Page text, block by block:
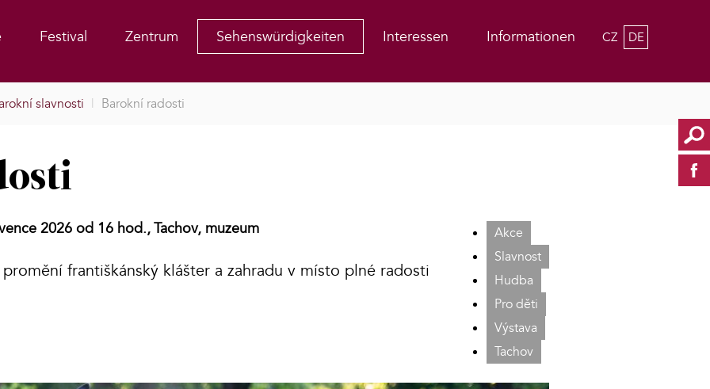
Festival Zentrum Sehenswürdigkeiten Interessen Informationen CZ DE
slavnosti | Barokní radosti
Akce
Slavnost
Hudba
Pro děti
Výstava
Tachov
2026 od 16 hod.,Tachov, muzeum
františkánský klášter a zahradu v místo plné radosti